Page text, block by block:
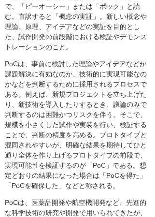
で、「ピーオーシー」または「ポック」と読
む。直訳すると「概念の実証」。新しい概念や
理論、原理、アイデアなどの実証を目的とし
た、試作開発の前段階における検証やデモンス
トレーションのこと。
PoCは、事前に検討した理論やアイデアなどが
課題解決に有効なのか、技術的に実現可能なの
かなどを判断するために採用されるプロセスで
ある。例えば、新規プロジェクトを立ち上げた
り、新技術を導入したりするとき、議論のみで
判断するのは困難かつリスクを伴う。そこで、
規模を小さくした試作や実装を行い、検証する
ことで、判断の精度を高める。プロトタイプと
混同されやすいが、明確な結果を期待してひと
通り全体を作り上げるプロトタイプの前段で、
実現可能性を検証するのが「PoC」である。想
定どおりの結果になった場合は「PoCを得た」
「PoCを確保した」などと称される。
PoCは、医薬品開発や航空機開発など、先進的
な科学技術の研究や開発で用いられてきたが、